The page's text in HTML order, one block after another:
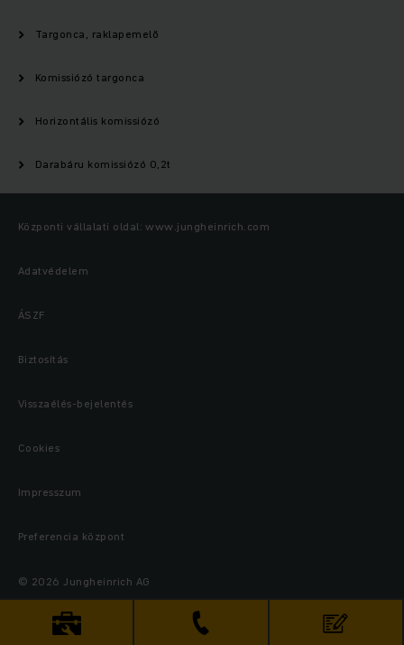
Targonca, raklapemelő
Komissiózó targonca
Horizontális komissiózó
Darabáru komissiózó 0,2t
Központi vállalati oldal: www.jungheinrich.com
Adatvédelem
ÁSZF
Biztosítás
Visszaélés-bejelentés
Cookies
Impresszum
Preferencia központ
© 2026 Jungheinrich AG